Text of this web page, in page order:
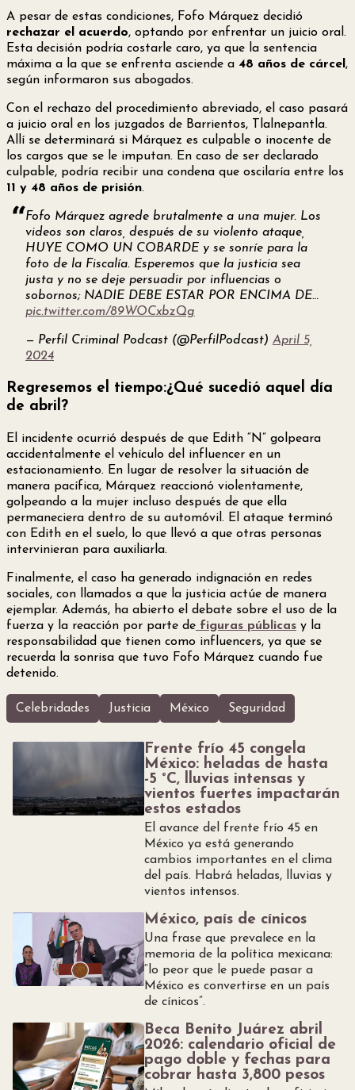
A pesar de estas condiciones, Fofo Márquez decidió
rechazar el acuerdo, optando por enfrentar un juicio oral.
Esta decisión podría costarle caro, ya que la sentencia
máxima a la que se enfrenta asciende a 48 años de cárcel,
según informaron sus abogados.
Con el rechazo del procedimiento abreviado, el caso pasará
a juicio oral en los juzgados de Barrientos, Tlalnepantla.
Allí se determinará si Márquez es culpable o inocente de
los cargos que se le imputan. En caso de ser declarado
culpable, podría recibir una condena que oscilaría entre los
11 y 48 años de prisión.
Fofo Márquez agrede brutalmente a una mujer. Los
videos son claros, después de su violento ataque,
HUYE COMO UN COBARDE y se sonríe para la
foto de la Fiscalía. Esperemos que la justicia sea
justa y no se deje persuadir por influencias o
sobornos; NADIE DEBE ESTAR POR ENCIMA DE…
pic.twitter.com/89WOCxbzQg
— Perfil Criminal Podcast (@PerfilPodcast) April 5,
2024
Regresemos el tiempo:¿Qué sucedió aquel día
de abril?
El incidente ocurrió después de que Edith “N” golpeara
accidentalmente el vehículo del influencer en un
estacionamiento. En lugar de resolver la situación de
manera pacífica, Márquez reaccionó violentamente,
golpeando a la mujer incluso después de que ella
permaneciera dentro de su automóvil. El ataque terminó
con Edith en el suelo, lo que llevó a que otras personas
intervinieran para auxiliarla.
Finalmente, el caso ha generado indignación en redes
sociales, con llamados a que la justicia actúe de manera
ejemplar. Además, ha abierto el debate sobre el uso de la
fuerza y la reacción por parte de figuras públicas y la
responsabilidad que tienen como influencers, ya que se
recuerda la sonrisa que tuvo Fofo Márquez cuando fue
detenido.
Celebridades Justicia México Seguridad
Frente frío 45 congela
México: heladas de hasta
-5 °C, lluvias intensas y
vientos fuertes impactarán
estos estados
El avance del frente frío 45 en
México ya está generando
cambios importantes en el clima
del país. Habrá heladas, lluvias y
vientos intensos.
México, país de cínicos
Una frase que prevalece en la
memoria de la política mexicana:
“lo peor que le puede pasar a
México es convertirse en un país
de cínicos”.
Beca Benito Juárez abril
2026: calendario oficial de
pago doble y fechas para
cobrar hasta 3,800 pesos